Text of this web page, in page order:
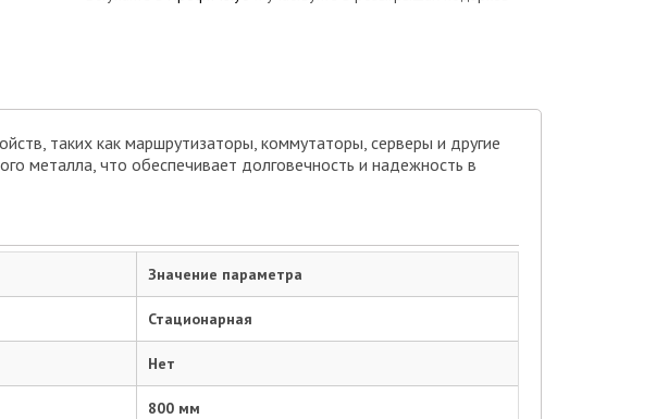
таких как маршрутизаторы, коммутаторы, серверы и другие
металла, что обеспечивает долговечность и надежность в
Значение параметра
Стационарная
Нет
800 мм